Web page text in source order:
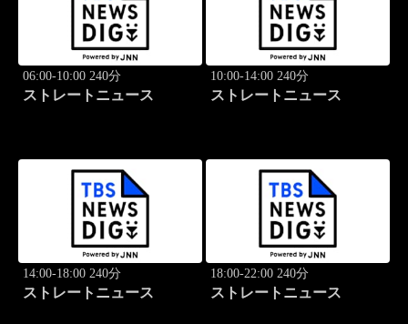
06:00-10:00 240分
ストレートニュース
10:00-14:00 240分
ストレートニュース
14:00-18:00 240分
ストレートニュース
18:00-22:00 240分
ストレートニュース